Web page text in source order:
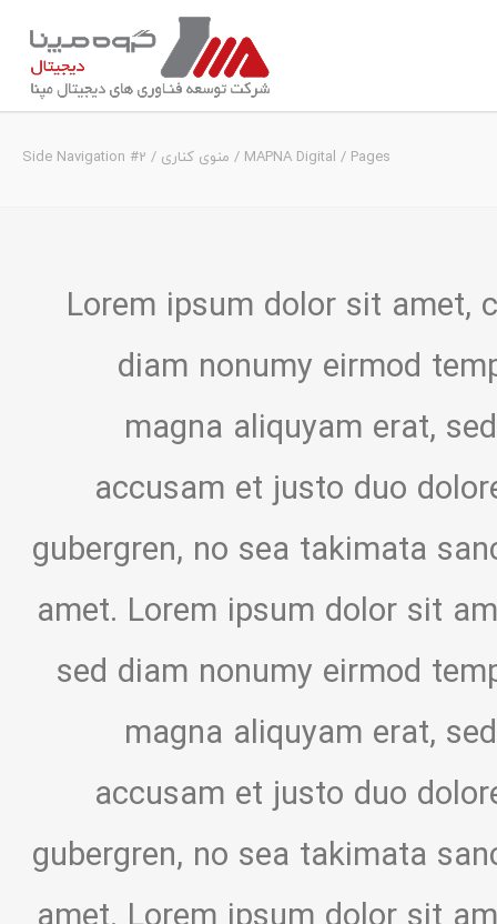
MAPNA Digital / Pages
/ منوی کناری /
Side Navigation #2
Lorem ipsum dolor sit amet,
diam nonumy eirmod
magna aliquyam erat,
accusam et justo duo
gubergren, no sea takimata
amet. Lorem ipsum dolor sit
sed diam nonumy eirmod
magna aliquyam erat,
accusam et justo duo
gubergren, no sea takimata